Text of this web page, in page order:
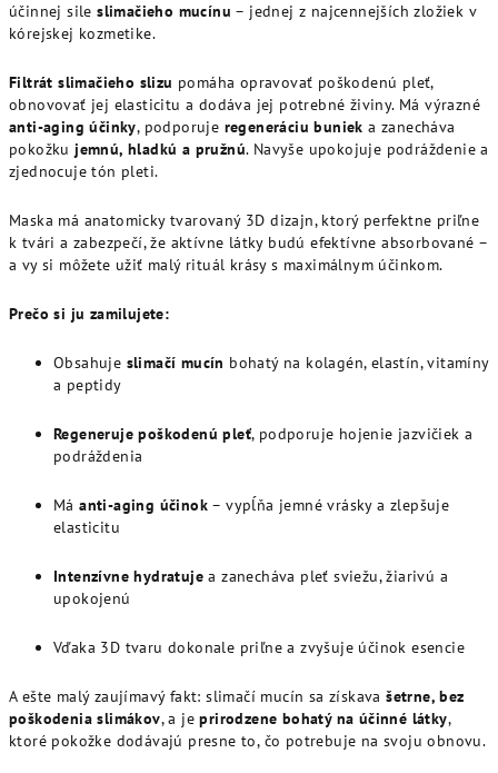
účinnej sileslimačieho mucínu – jednej z najcennejších zložiek v
kórejskej kozmetike.
Filtrát slimačieho slizu pomáha opravovať poškodenú pleť,
obnovovať jej elasticitu a dodáva jej potrebné živiny. Má výrazné
anti-aging účinky, podporuje regeneráciu buniek a zanecháva
pokožkujemnú, hladkú a pružnú. Navyše upokojuje podráždenie a
zjednocuje tón pleti.
Maska má anatomicky tvarovaný 3D dizajn, ktorý perfektne priľne
k tvári a zabezpečí, že aktívne látky budú efektívne absorbované –
a vy si môžete užiť malý rituál krásy s maximálnym účinkom.
Prečo si ju zamilujete:
Obsahuje slimačí mucín bohatý na kolagén, elastín, vitamíny
a peptidy
Regeneruje poškodenú pleť, podporuje hojenie jazvičiek a
podráždenia
Máanti-aging účinok – vypĺňa jemné vrásky a zlepšuje
elasticitu
Intenzívne hydratuje a zanecháva pleť sviežu, žiarivú a
upokojenú
Vďaka 3D tvaru dokonale priľne a zvyšuje účinok esencie
A ešte malý zaujímavý fakt: slimačí mucín sa získavašetrne, bez
poškodenia slimákov, a jeprirodzene bohatý na účinné látky,
ktoré pokožke dodávajú presne to, čo potrebuje na svoju obnovu.